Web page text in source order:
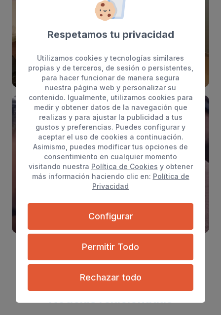
Te puede interesar
Noticias relacionadas
Respetamos tu privacidad
Utilizamos cookies y tecnologías similares
propias y de terceros, de sesión o persistentes,
para hacer funcionar de manera segura
nuestra página web y personalizar su
contenido. Igualmente, utilizamos cookies para
medir y obtener datos de la navegación que
realizas y para ajustar la publicidad a tus
gustos y preferencias. Puedes configurar y
aceptar el uso de cookies a continuación.
Asimismo, puedes modificar tus opciones de
consentimiento en cualquier momento
visitando nuestra Política de Cookies y obtener
más información haciendo clic en: Política de
Privacidad
Configurar
Permitir Todo
Rechazar todo